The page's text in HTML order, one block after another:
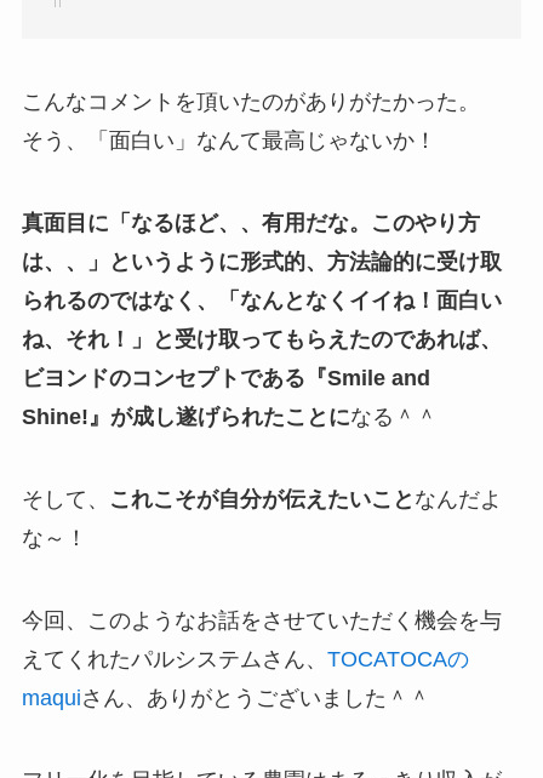
こんなコメントを頂いたのがありがたかった。
そう、「面白い」なんて最高じゃないか！
真面目に「なるほど、、有用だな。このやり方
は、、」というように形式的、方法論的に受け取
られるのではなく、「なんとなくイイね！面白い
ね、それ！」と受け取ってもらえたのであれば、
ビヨンドのコンセプトである『Smile and
Shine!』が成し遂げられたことになる＾＾
そして、 これこそが自分が伝えたいこと なんだよ
な～！
今回、このようなお話をさせていただく機会を与
えてくれたパルシステムさん、 TOCATOCAの
maquiさん、ありがとうございました＾＾